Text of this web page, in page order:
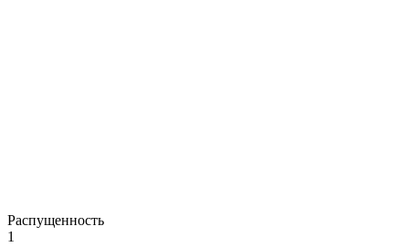
Распущенность
1